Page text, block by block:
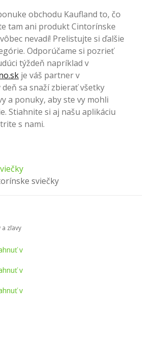
obchodu Kaufland to, čo
tam ani produkt Cintorínske
nevadí! Prelistujte si ďalšie
Odporúčame si pozrieť
týždeň napríklad v
je váš partner v
sa snaží zbierať všetky
a ponuky, aby ste vy mohli
Stiahnite si aj našu aplikáciu
s nami.
sviečky
zľavy
v
v
v